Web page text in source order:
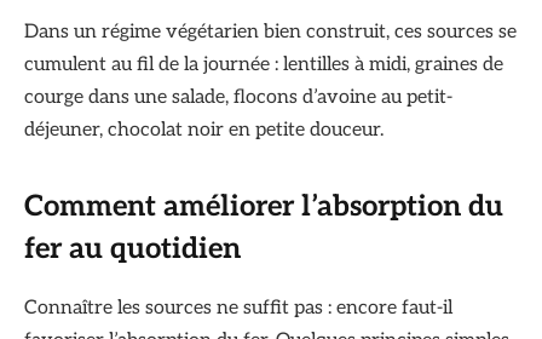
Dans un régime végétarien bien construit, ces sources se
cumulent au fil de la journée : lentilles à midi, graines de
courge dans une salade, flocons d’avoine au petit-
déjeuner, chocolat noir en petite douceur.
Comment améliorer l’absorption du
fer au quotidien
Connaître les sources ne suffit pas : encore faut-il